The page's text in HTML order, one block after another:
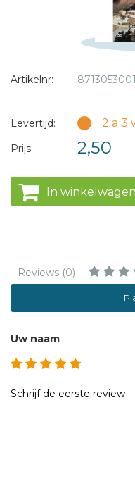
Artikelnr:
Levertijd: 2 a 3
Prijs: 2,50
In winkelwagen
Reviews (0)
Uw naam
Schrijf de eerste review